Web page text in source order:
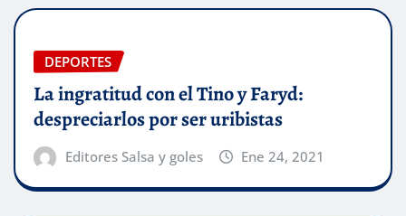
DEPORTES
La ingratitud con el Tino y Faryd:
despreciarlos por ser uribistas
Editores Salsa y goles Ene 24, 2021